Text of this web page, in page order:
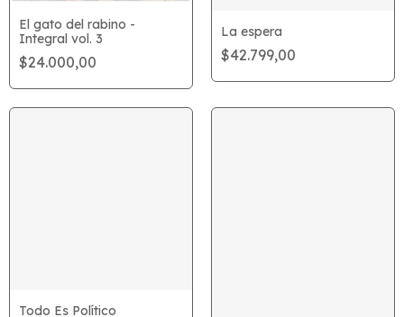
El gato del rabino -
Integral vol. 3
$24.000,00
La espera
$42.799,00
Todo Es Político